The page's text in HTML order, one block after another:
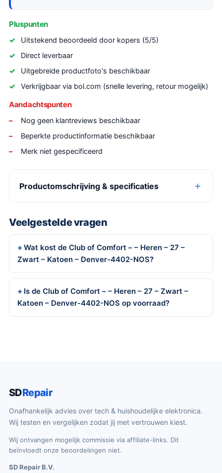
Pluspunten
Uitstekend beoordeeld door kopers (5/5)
Direct leverbaar
Uitgebreide productfoto's beschikbaar
Verkrijgbaar via bol.com (snelle levering, retour mogelijk)
Aandachtspunten
Nog geen klantreviews beschikbaar
Beperkte productinformatie beschikbaar
Merk niet gespecificeerd
Productomschrijving & specificaties
Veelgestelde vragen
Wat kost de Club of Comfort – – Heren – 27 –
Zwart – Katoen – Denver-4402-NOS?
Is de Club of Comfort – – Heren – 27 – Zwart –
Katoen – Denver-4402-NOS op voorraad?
SDRepair
Onafhankelijk advies over tech & huishoudelijke elektronica.
Wij testen en vergelijken zodat jij met vertrouwen kiest.
Wij ontvangen mogelijk commissie via affiliate-links. Dit
beïnvloedt onze beoordelingen niet.
SD Repair B.V.